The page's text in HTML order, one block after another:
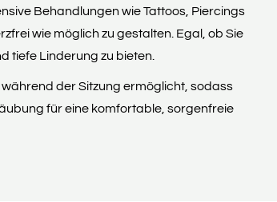
Behandlungen wie Tattoos, Piercings
wie möglich zu gestalten. Egal, ob Sie
tiefe Linderung zu bieten.
der Sitzung ermöglicht, sodass
für eine komfortable, sorgenfreie